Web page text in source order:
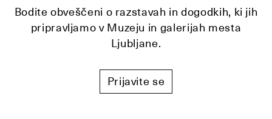
Bodite obveščeni o razstavah in dogodkih, ki jih
pripravljamo v Muzeju in galerijah mesta
Ljubljane.
Prijavite se